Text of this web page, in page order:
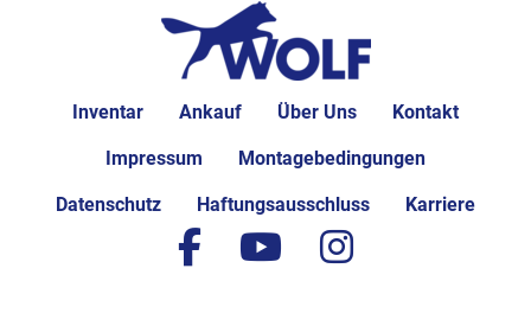
Inventar Ankauf Über Uns Kontakt
Impressum Montagebedingungen
Datenschutz Haftungsausschluss Karriere
facebook
youtubeinstagram